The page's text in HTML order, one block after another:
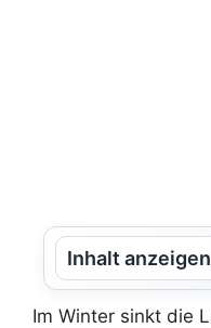
Inhalt anzeigen
Im Winter sinkt die